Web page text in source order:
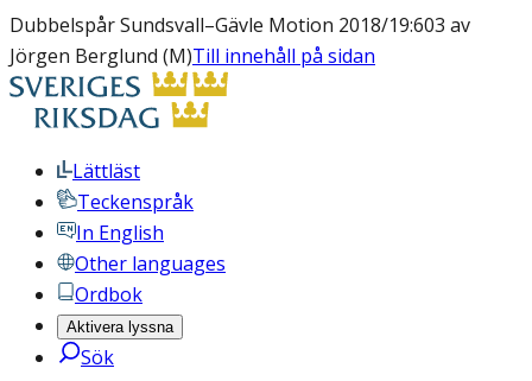
Dubbelspår Sundsvall–Gävle Motion 2018/19:603 av
Jörgen Berglund (M)Till innehåll på sidan
Lättläst
Teckenspråk
In English
Other languages
Ordbok
Aktivera lyssna
Sök